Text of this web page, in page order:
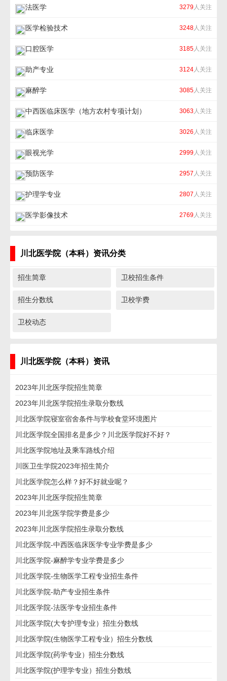
法医学 3279人关注
医学检验技术 3248人关注
口腔医学 3185人关注
助产专业 3124人关注
麻醉学 3085人关注
中西医临床医学（地方农村专项计划） 3063人关注
临床医学 3026 人关注
眼视光学 2999人关注
预防医学 2957 人关注
护理学专业 2807 人关注
医学影像技术 2769人关注
川北医学院（本科）资讯分类
招生简章 卫校招生条件
招生分数线 卫校学费
卫校动态
川北医学院（本科）资讯
2023年川北医学院招生简章
2023年川北医学院招生录取分数线
川北医学院寝室宿舍条件与学校食堂环境图片
川北医学院全国排名是多少？川北医学院好不好？
川北医学院地址及乘车路线介绍
川医卫生学院2023年招生简介
川北医学院怎么样？好不好就业呢？
2023年川北医学院招生简章
2023年川北医学院学费是多少
2023年川北医学院招生录取分数线
川北医学院-中西医临床医学专业学费是多少
川北医学院-麻醉学专业学费是多少
川北医学院-生物医学工程专业招生条件
川北医学院-助产专业招生条件
川北医学院-法医学专业招生条件
川北医学院(大专护理专业）招生分数线
川北医学院(生物医学工程专业）招生分数线
川北医学院(药学专业）招生分数线
川北医学院(护理学专业）招生分数线